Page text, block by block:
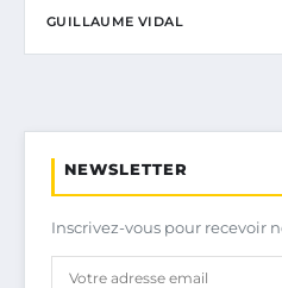
GUILLAUME VIDAL
NEWSLETTER
Inscrivez-vous pour recevoir